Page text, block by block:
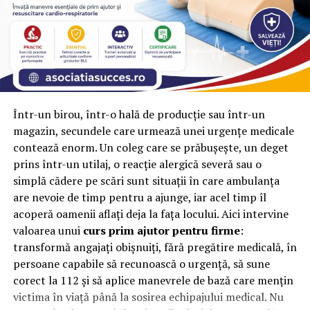
cunoaște oboseală și oferă o nouă încărcătură de
distracție, fără griji pentru vacanță.
Vrei să prelungești atmosfera sarbatorilor? Acest cadou
original, poate fi chiar si cafeaua ta de dimineata, daca o
vei cumpara din magazinul online. Cafeaua proaspat
prajita are o armonie a gustului. Aroma de vanilie se
potriveste cu cafeaua cu aroma picanta. Boabele de
cafea prospat prajita, pentru cafea crema, reprezinta un
buchet expresiv, cu o aromă distinctă de cremă și
lichior. Este potrivita ca un cadou pentru bărbați sau
femeile determinate, și te va ajuta să dai entuziasmul
săptămânii pre-vacanță. Cafeaua cu aroma de coniac
este o alegere universală de facut cadou colegilor de
orice sex, pentru sarbatori. Aromă revigorantă și gustul
bun al boabelor de cafea proaspat prajita, are un grad
înalt care va convinge pe toată lumea că viața merita
traita.
Într-un birou, într-o hală de producție sau într-un
magazin, secundele care urmează unei urgențe medicale
contează enorm. Un coleg care se prăbușește, un deget
prins într-un utilaj, o reacție alergică severă sau o
simplă cădere pe scări sunt situații în care ambulanța
are nevoie de timp pentru a ajunge, iar acel timp îl
acoperă oamenii aflați deja la fața locului. Aici intervine
valoarea unui curs prim ajutor pentru firme:
transformă angajați obișnuiți, fără pregătire medicală, în
persoane capabile să recunoască o urgență, să sune
corect la 112 și să aplice manevrele de bază care mențin
victima în viață până la sosirea echipajului medical. Nu